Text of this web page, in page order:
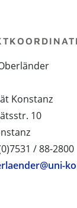
Konstanz
10
/ 88-2800